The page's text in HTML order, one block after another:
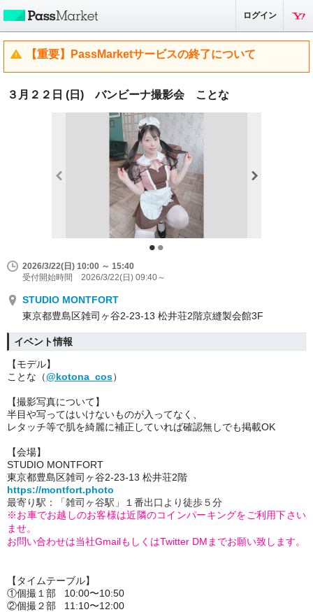
ログイン
【重要】PassMarketサービスの終了について
３月２２日 (日) バンビーナ撮影会 ことな
2026/3/22(日) 10:00 ～ 15:40
受付開始時間 2026/3/22(日) 09:40～
STUDIO MONTFORT
東京都豊島区雑司ヶ谷2-23-13 松井荘2階京縫製会館3F
イベント情報
【モデル】
ことな（@kotona_cos）
【撮影写真について】
半目や写ってはいけないものが入ってなく、
レタッチ等で肌を綺麗に補正していれば確認無しでも掲載OK
【会場】
STUDIO MONTFORT
東京都豊島区雑司ヶ谷2-23-13 松井荘2階
https://montfort.photo
最寄り駅：「雑司ヶ谷駅」１番出口より徒歩５分
※お車でお越しのお客様は近隣のコインパーキングをご利用下さい
ませ。
お問い合わせは当社GmailもしくはTwitter DMまでお願い致します。
【タイムテーブル】
①個撮１部 10:00〜10:50
②個撮２部 11:10〜12:00